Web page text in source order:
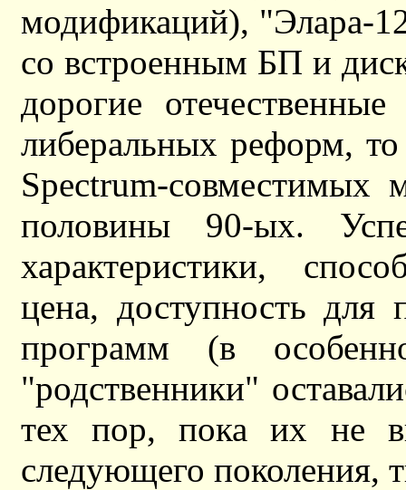
модификаций), "Элара-
со встроенным БП и
дорогие
либеральных реформ,
Spectrum-совместимых
половины 90-ых.
характеристики,
цена, доступность для
программ (в
"родственники"
тех пор, пока их не
следующего поколения,